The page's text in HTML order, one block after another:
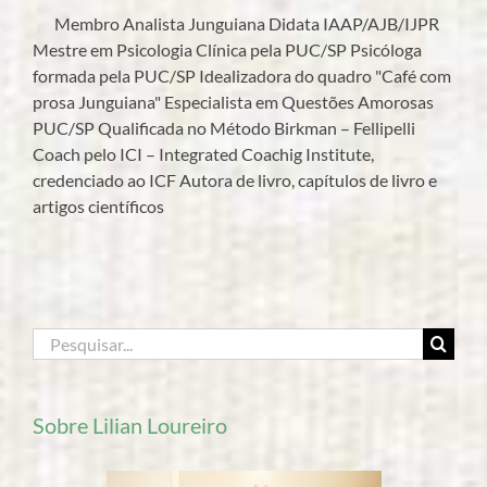
Membro Analista Junguiana Didata IAAP/AJB/IJPR
Mestre em Psicologia Clínica pela PUC/SP Psicóloga
formada pela PUC/SP Idealizadora do quadro "Café com
prosa Junguiana" Especialista em Questões Amorosas
PUC/SP Qualificada no Método Birkman – Fellipelli
Coach pelo ICI – Integrated Coachig Institute,
credenciado ao ICF Autora de livro, capítulos de livro e
artigos científicos
Buscar
resultados
Sobre Lilian Loureiro